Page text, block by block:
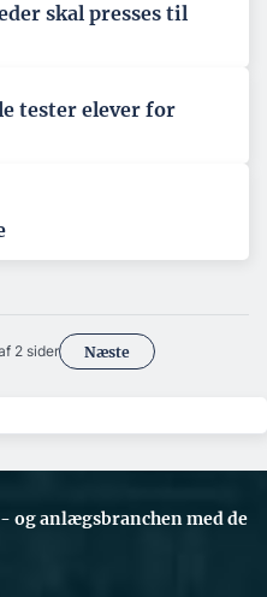
skal presses til
tester elever for
2 sider Næste
og anlægsbranchen med de